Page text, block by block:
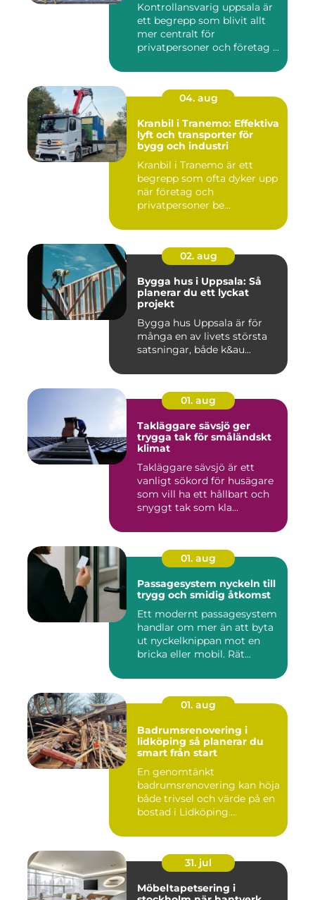
Kontrollansvarig uppsala är
ett begrepp som blivit allt
mer centralt för
privatpersoner och företag ...
04. aug
Kranbil i Tranemo: Effektiva
lyft och transporter för
bygg och industri
Kranbil i Tranemo är ett
begrepp som ofta dyker upp
när företag och
privatpersoner be...
02. aug
Bygga hus i Uppsala: Så
planerar du ett lyckat
projekt
Bygga hus Uppsala är för
många en av livets största
satsningar, både k&au...
01. aug
Takläggare sävsjö ger
trygga tak för småländskt
klimat
Takläggare sävsjö är ett
vanligt sökord för husägare
som vill ha ett hållbart och
snyggt tak som kla...
01. aug
Passagesystem nyckeln till
trygg och smidig åtkomst
Ett modernt passagesystem
handlar om mer än att byta
ut nyckelknippan mot en
bricka eller mobil. Rät...
01. aug
Badrumsrenovering i
lidköping så planerar du
smart från start
En genomtänkt
badrumsrenovering kan höja
både trivsel och värde på en
bostad i Lidköping.
31. jul
Möbeltapetsering i